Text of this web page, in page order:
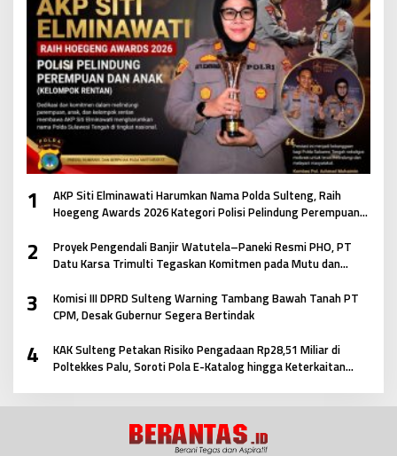
1
AKP Siti Elminawati Harumkan Nama Polda Sulteng, Raih
Hoegeng Awards 2026 Kategori Polisi Pelindung Perempuan
2
Proyek Pengendali Banjir Watutela–Paneki Resmi PHO, PT
Datu Karsa Trimulti Tegaskan Komitmen pada Mutu dan
3
Komisi III DPRD Sulteng Warning Tambang Bawah Tanah PT
CPM, Desak Gubernur Segera Bertindak
4
KAK Sulteng Petakan Risiko Pengadaan Rp28,51 Miliar di
Poltekkes Palu, Soroti Pola E-Katalog hingga Keterkaitan